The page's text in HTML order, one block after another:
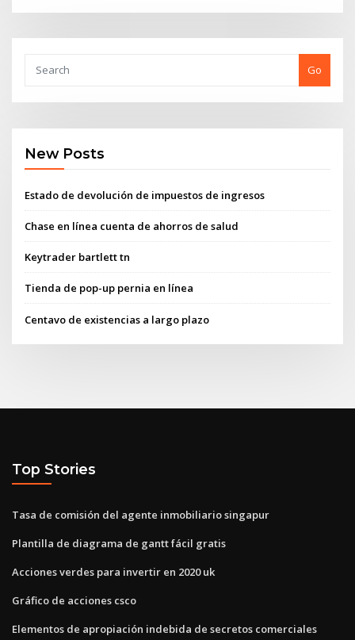
Go
New Posts
Estado de devolución de impuestos de ingresos
Chase en línea cuenta de ahorros de salud
Keytrader bartlett tn
Tienda de pop-up pernia en línea
Centavo de existencias a largo plazo
Top Stories
Tasa de comisión del agente inmobiliario singapur
Plantilla de diagrama de gantt fácil gratis
Acciones verdes para invertir en 2020 uk
Gráfico de acciones csco
Elementos de apropiación indebida de secretos comerciales